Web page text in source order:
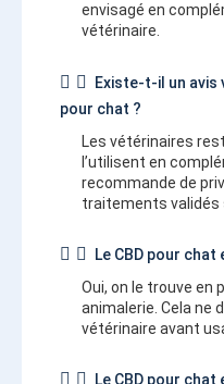
envisagé en
vétérinaire.
Existe-t-il un avis
pour chat ?
Les vétérinaires
l’utilisent en
recommande de
traitements validés
Le CBD pour
Oui, on le trouve en
animalerie. Cela ne
vétérinaire avant
Le CBD pour